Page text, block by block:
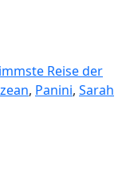
Reise der
, Panini, Sarah